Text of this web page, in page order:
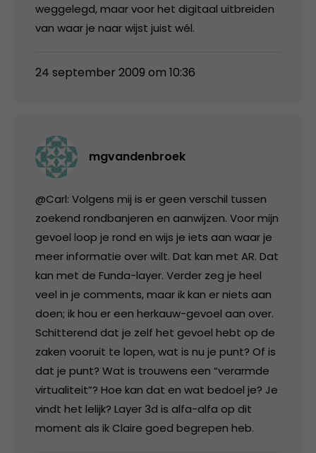
weggelegd, maar voor het digitaal uitbreiden
van waar je naar wijst juist wél.
24 september 2009 om 10:36
mgvandenbroek
@Carl: Volgens mij is er geen verschil tussen
zoekend rondbanjeren en aanwijzen. Voor mijn
gevoel loop je rond en wijs je iets aan waar je
meer informatie over wilt. Dat kan met AR. Dat
kan met de Funda-layer. Verder zeg je heel
veel in je comments, maar ik kan er niets aan
doen; ik hou er een herkauw-gevoel aan over.
Schitterend dat je zelf het gevoel hebt op de
zaken vooruit te lopen, wat is nu je punt? Of is
dat je punt? Wat is trouwens een “verarmde
virtualiteit”? Hoe kan dat en wat bedoel je? Je
vindt het lelijk? Layer 3d is alfa-alfa op dit
moment als ik Claire goed begrepen heb.